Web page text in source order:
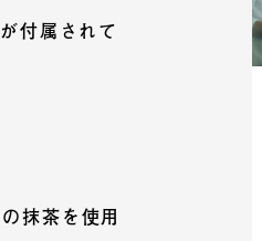
付属されて
抹茶を使用